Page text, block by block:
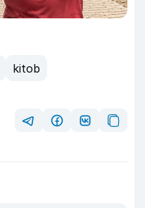
kitob